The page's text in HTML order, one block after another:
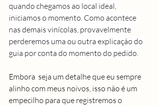
quando chegamos ao local ideal,
iniciamos o momento. Como acontece
nas demais vinícolas, provavelmente
perderemos uma ou outra explicação do
guia por conta do momento do pedido.
Embora  seja um detalhe que eu sempre
alinho com meus noivos, isso não é um
empecilho para que registremos o